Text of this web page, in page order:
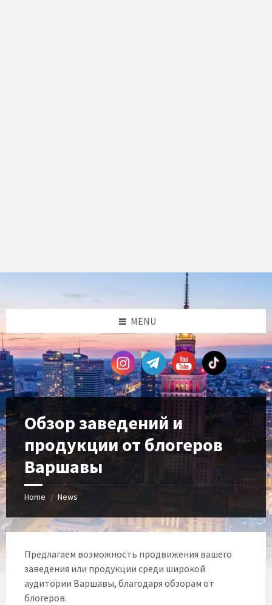
sidebar
sidebar
MENU
Обзор заведений и
продукции от блогеров
Варшавы
Home / News
Предлагаем возможность продвижения вашего
заведения или продукции среди широкой
аудитории Варшавы, благодаря обзорам от
блогеров.